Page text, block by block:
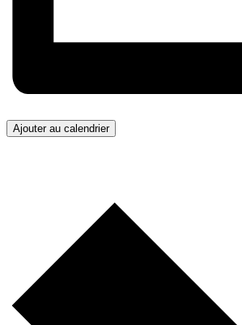
Ajouter au calendrier